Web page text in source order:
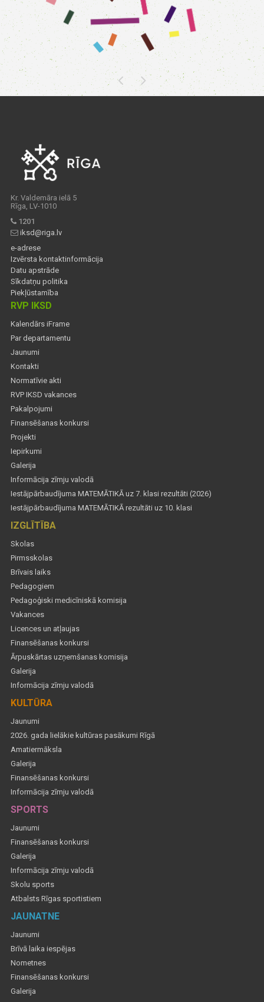
Kr. Valdemāra ielā 5
Rīga, LV-1010
1201
iksd@riga.lv
e-adrese
Izvērsta kontaktinformācija
Datu apstrāde
Sīkdatņu politika
Piekļūstamība
RVP IKSD
Kalendārs iFrame
Par departamentu
Jaunumi
Kontakti
Normatīvie akti
RVP IKSD vakances
Pakalpojumi
Finansēšanas konkursi
Projekti
Iepirkumi
Galerija
Informācija zīmju valodā
Iestājpārbaudījuma MATEMĀTIKĀ uz 7. klasi rezultāti (2026)
Iestājpārbaudījuma MATEMĀTIKĀ rezultāti uz 10. klasi
IZGLĪTĪBA
Skolas
Pirmsskolas
Brīvais laiks
Pedagogiem
Pedagoģiski medicīniskā komisija
Vakances
Licences un atļaujas
Finansēšanas konkursi
Ārpuskārtas uzņemšanas komisija
Galerija
Informācija zīmju valodā
KULTŪRA
Jaunumi
2026. gada lielākie kultūras pasākumi Rīgā
Amatiermāksla
Galerija
Finansēšanas konkursi
Informācija zīmju valodā
SPORTS
Jaunumi
Finansēšanas konkursi
Galerija
Informācija zīmju valodā
Skolu sports
Atbalsts Rīgas sportistiem
JAUNATNE
Jaunumi
Brīvā laika iespējas
Nometnes
Finansēšanas konkursi
Galerija